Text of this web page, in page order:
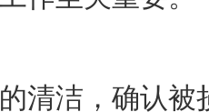
洁，确认